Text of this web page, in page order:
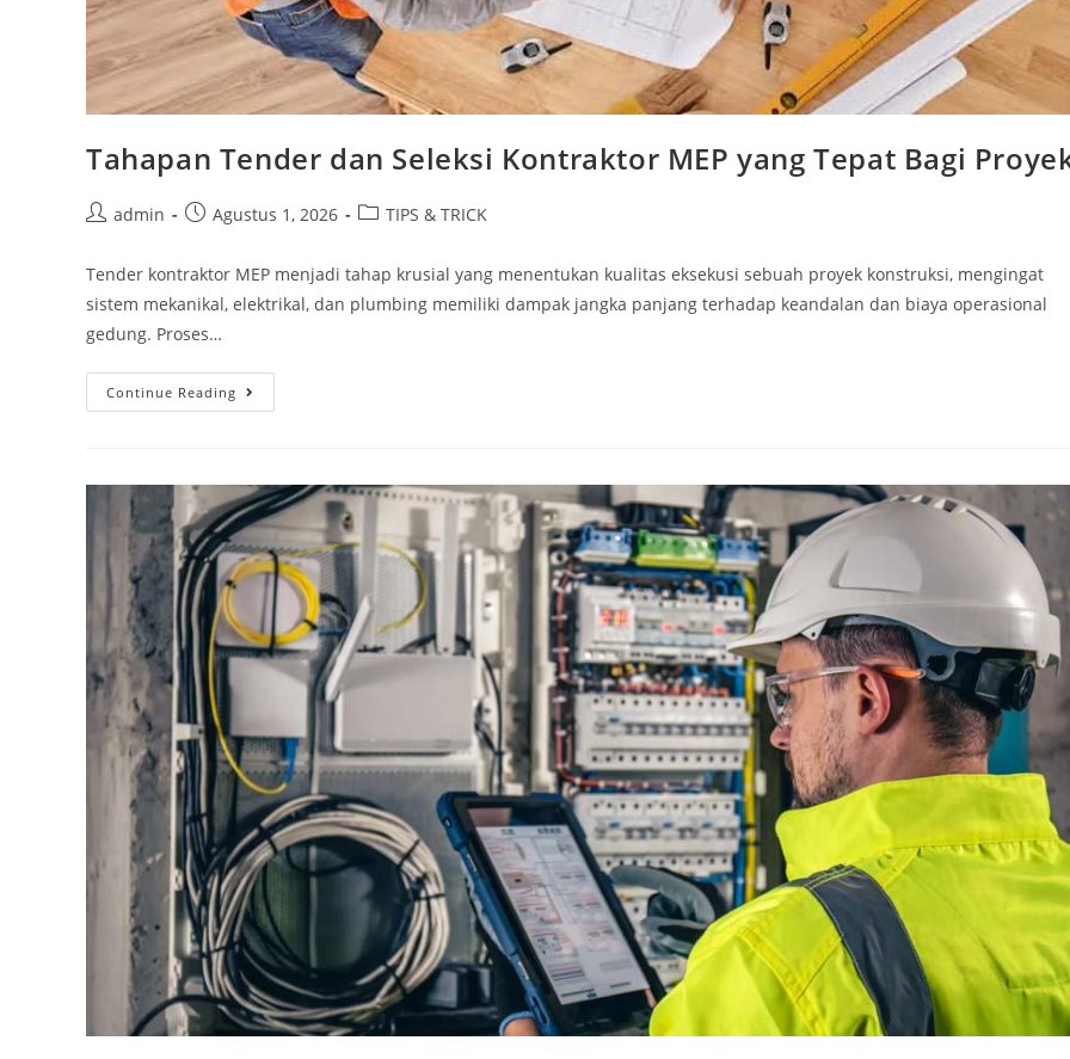
Tahapan Tender dan Seleksi Kontraktor MEP yang Tepat Bagi
admin Agustus 1, 2026 TIPS & TRICK
Tender kontraktor MEP menjadi tahap krusial yang menentukan kualitas eksekusi sebuah proyek konstruksi, mengingat
sistem mekanikal, elektrikal, dan plumbing memiliki dampak jangka panjang terhadap keandalan dan biaya operasional
gedung. Proses…
Continue Reading